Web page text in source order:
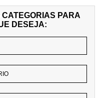
PARA
DESEJA: